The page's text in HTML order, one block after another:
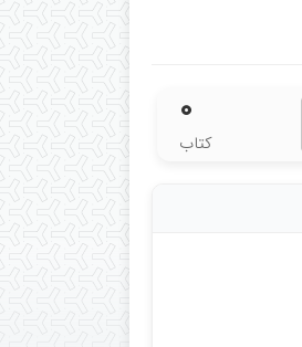
۰
کتاب